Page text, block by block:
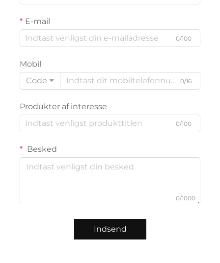
E-mail
0/100
Mobil
Code
0/16
Produkter af interesse
0/100
Besked
0/1000
Indsend